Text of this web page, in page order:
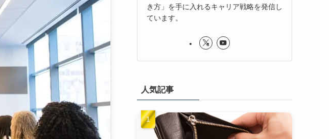
き方」を手に入れるキャリア戦略を発信し
ています。
人気記事